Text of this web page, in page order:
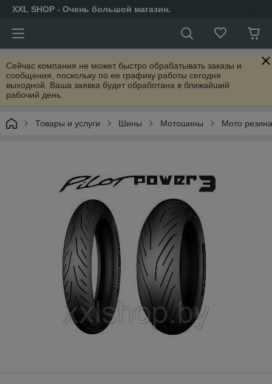
XXL SHOP - Очень большой магазин.
Сейчас компания не может быстро обрабатывать заказы и
сообщения, поскольку по ее графику работы сегодня
выходной. Ваша заявка будет обработана в ближайший
рабочий день.
Товары и услуги Шины Мотошины Мото